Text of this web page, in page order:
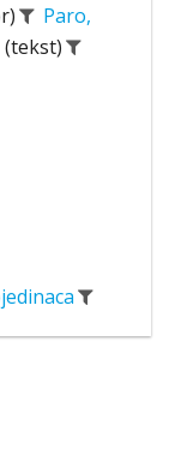
Paro,
(tekst)